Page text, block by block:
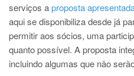
serviços aproposta
aqui se disponibiliza desde já
permitir aos sócios, uma
quanto possível. A proposta
incluindo algumas que não